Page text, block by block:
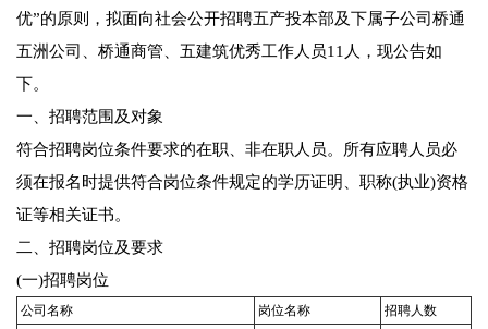
优”的原则，拟面向社会公开招聘五产投本部及下属子公司桥通
五洲公司、桥通商管、五建筑优秀工作人员11人，现公告如
下。
一、招聘范围及对象
符合招聘岗位条件要求的在职、非在职人员。所有应聘人员必
须在报名时提供符合岗位条件规定的学历证明、职称(执业)资格
证等相关证书。
二、招聘岗位及要求
(一)招聘岗位
公司名称 岗位名称
招聘人数